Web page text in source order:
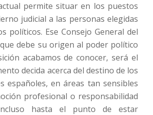
permite situar en los puestos
judicial a las personas elegidas
políticos. Ese Consejo General del
que debe su origen al poder político
acabamos de conocer, será el
decida acerca del destino de los
españoles, en áreas tan sensibles
profesional o responsabilidad
hasta el punto de estar